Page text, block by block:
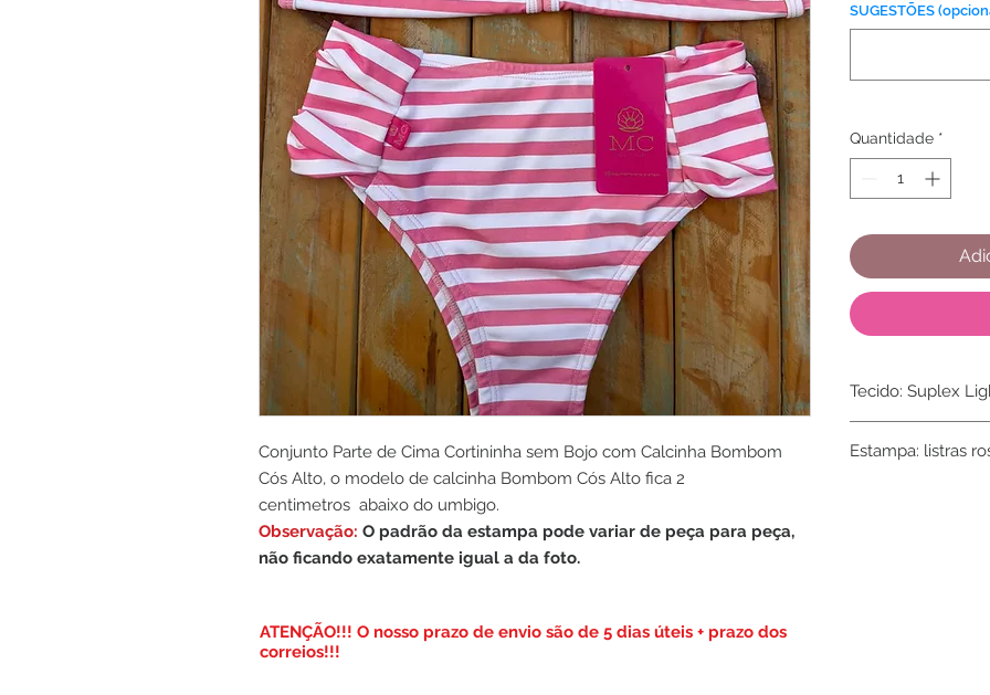
Conjunto Parte de Cima Cortininha sem Bojo com Calcinha Bombom
Cós Alto, o modelo de calcinha Bombom Cós Alto fica 2
centimetros abaixo do umbigo.
Observação: O padrão da estampa pode variar de peça para peça,
não ficando exatamente igual a da foto.
SUGESTÕES
Quantidade *
Tecido: Suplex
Estampa: listras
​ATENÇÃO!!! O nosso prazo de envio são de 5 dias úteis + prazo dos
correios!!!